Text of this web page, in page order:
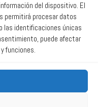
del dispositivo. El
permitirá procesar datos
las identificaciones únicas
puede afectar
funciones.